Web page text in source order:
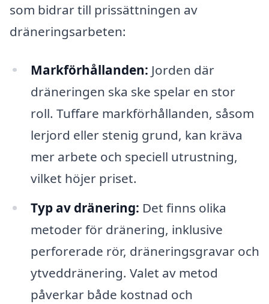
som bidrar till prissättningen av
dräneringsarbeten:
Markförhållanden: Jorden där
dräneringen ska ske spelar en stor
roll. Tuffare markförhållanden, såsom
lerjord eller stenig grund, kan kräva
mer arbete och speciell utrustning,
vilket höjer priset.
Typ av dränering: Det finns olika
metoder för dränering, inklusive
perforerade rör, dräneringsgravar och
ytveddränering. Valet av metod
påverkar både kostnad och